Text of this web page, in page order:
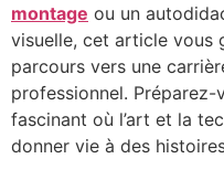
montage ou un
visuelle, cet article vous
parcours vers une
professionnel.
fascinant où l’art et la
donner vie à des